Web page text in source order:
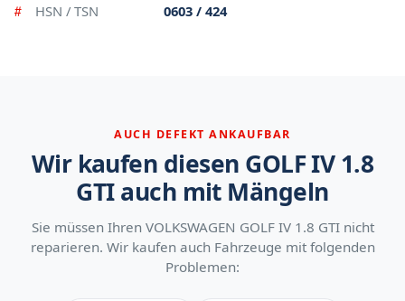
HSN / TSN 0603 / 424
AUCH DEFEKT ANKAUFBAR
Wir kaufen diesen GOLF IV 1.8
GTI auch mit Mängeln
Sie müssen Ihren VOLKSWAGEN GOLF IV 1.8 GTI nicht
reparieren. Wir kaufen auch Fahrzeuge mit folgenden
Problemen: